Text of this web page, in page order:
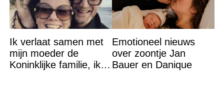
Ik verlaat samen met
mijn moeder de
Koninklijke familie, ik
Emotioneel nieuws
over zoontje Jan
Bauer en Danique